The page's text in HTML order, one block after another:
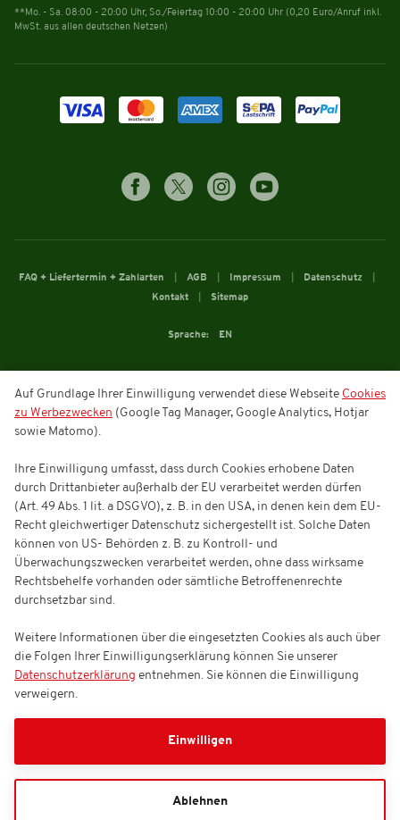
**Mo. - Sa. 08:00 - 20:00 Uhr, So./Feiertag 10:00 - 20:00 Uhr (0,20 Euro/Anruf inkl.
MwSt. aus allen deutschen Netzen)
FAQ + Liefertermin + Zahlarten AGB Impressum
Datenschutz
Kontakt
Sitemap
Sprache: EN
Auf Grundlage Ihrer Einwilligung verwendet diese Webseite Cookies
zu Werbezwecken (Google Tag Manager, Google Analytics, Hotjar
sowie Matomo).
Ihre Einwilligung umfasst, dass durch Cookies erhobene Daten
durch Drittanbieter außerhalb der EU verarbeitet werden dürfen
(Art. 49 Abs. 1 lit. a DSGVO), z. B. in den USA, in denen kein dem EU-
Recht gleichwertiger Datenschutz sichergestellt ist. Solche Daten
können von US- Behörden z. B. zu Kontroll- und
Überwachungszwecken verarbeitet werden, ohne dass wirksame
Rechtsbehelfe vorhanden oder sämtliche Betroffenenrechte
durchsetzbar sind.
Weitere Informationen über die eingesetzten Cookies als auch über
die Folgen Ihrer Einwilligungserklärung können Sie unserer
Datenschutzerklärung entnehmen. Sie können die Einwilligung
verweigern.
Einwilligen
Ablehnen